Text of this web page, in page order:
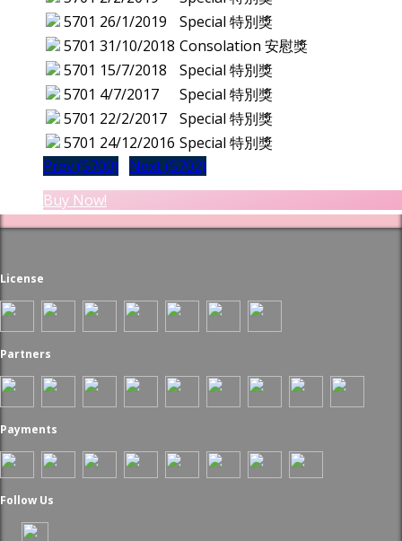
5701 26/1/2019
Special 特別獎
5701 31/10/2018 Consolation 安慰獎
5701 15/7/2018
Special 特別獎
5701 4/7/2017
Special 特別獎
5701 22/2/2017
Special 特別獎
5701 24/12/2016 Special 特別獎
Prev (5700)
Next (5702)
Buy Now!
License
Partners
Payments
Follow Us